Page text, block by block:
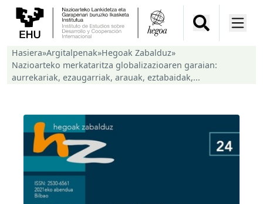
Hasiera»Argitalpenak»Hegoak Zabalduz»
Nazioarteko merkataritza globalizazioaren garaian:
aurrekariak, ezaugarriak, arauak, eztabaidak,...